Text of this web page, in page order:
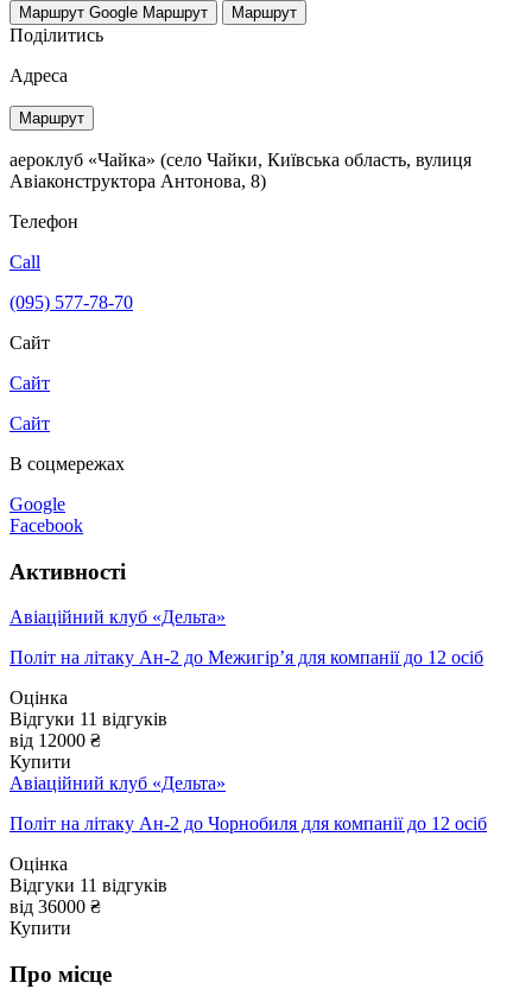
Маршрут Google Маршрут Маршрут
Поділитись
Адреса
Маршрут
аероклуб «Чайка» (село Чайки, Київська область, вулиця
Авіаконструктора Антонова, 8)
Телефон
Call
(095) 577-78-70
Сайт
Сайт
Сайт
В соцмережах
Google
Facebook
Активності
Авіаційний клуб «Дельта»
Політ на літаку Ан-2 до Межигір’я для компанії до 12 осіб
Оцінка
Відгуки 11 відгуків
від 12000 ₴
Купити
Авіаційний клуб «Дельта»
Політ на літаку Ан-2 до Чорнобиля для компанії до 12 осіб
Оцінка
Відгуки 11 відгуків
від 36000 ₴
Купити
Про місце